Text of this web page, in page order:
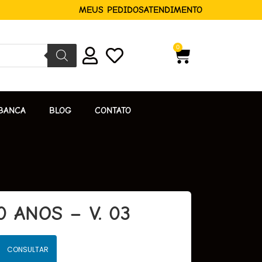
MEUS PEDIDOSATENDIMENTO
0
BLOG CONTATO
ANOS – V. 03
CONSULTAR